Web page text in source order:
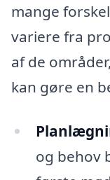
mange
variere fra
af de
kan gøre en
og behov